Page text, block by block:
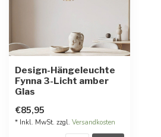
Design-Hängeleuchte
Fynna 3-Licht amber
Glas
€85,95
* Inkl. MwSt. zzgl. Versandkosten